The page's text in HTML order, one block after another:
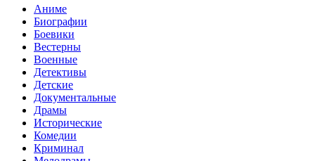
Аниме
Биографии
Боевики
Вестерны
Военные
Детективы
Детские
Документальные
Драмы
Исторические
Комедии
Криминал